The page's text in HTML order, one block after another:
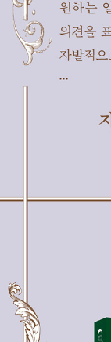
or(1807~1858)와 공
작업했다. 밀은
아비뇽에서 집필에
다.